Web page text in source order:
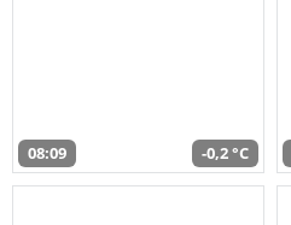
08:09 -0,2 °C